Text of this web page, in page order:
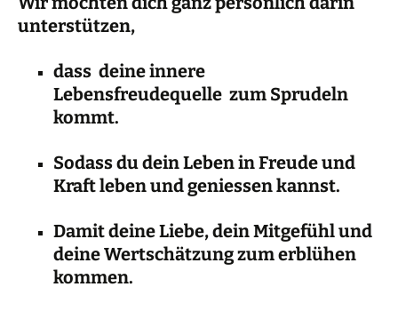
unterstützen,
dass deine innere
Lebensfreudequelle zum Sprudeln
kommt.
Sodass du dein Leben in Freude und
Kraft leben und geniessen kannst.
Damit deine Liebe, dein Mitgefühl und
deine Wertschätzung zum erblühen
kommen.